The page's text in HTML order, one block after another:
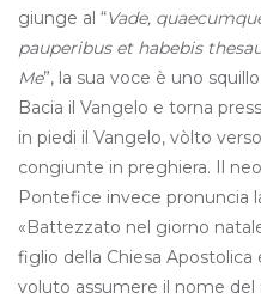
giunge al “Vade,
pauperibus et habebis
Me”, la sua voce è uno
Bacia il Vangelo e torna
in piedi il Vangelo, vòlto
congiunte in preghiera. Il
Pontefice invece pronuncia
«Battezzato nel giorno
figlio della Chiesa
voluto assumere il nome